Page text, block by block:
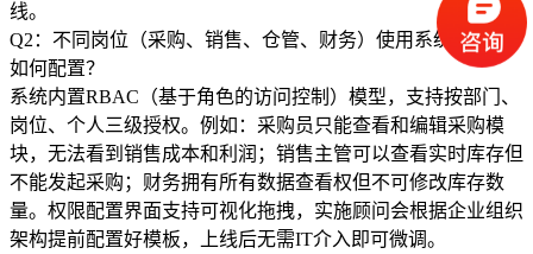
线。
Q2：不同岗位（采购、销售、仓管、财务）使用系统的权限
如何配置？
系统内置RBAC（基于角色的访问控制）模型，支持按部门、
岗位、个人三级授权。例如：采购员只能查看和编辑采购模
块，无法看到销售成本和利润；销售主管可以查看实时库存但
不能发起采购；财务拥有所有数据查看权但不可修改库存数
量。权限配置界面支持可视化拖拽，实施顾问会根据企业组织
架构提前配置好模板，上线后无需IT介入即可微调。